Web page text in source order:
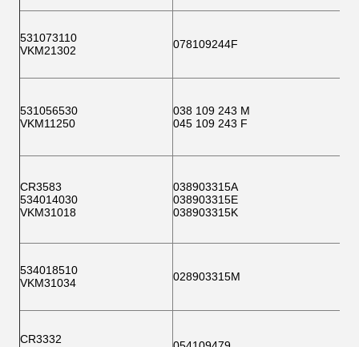
531073110
VKM21302
078109244F
531056530
VKM11250
038 109 243 M
045 109 243 F
CR3583
534014030
VKM31018
038903315A
038903315E
038903315K
534018510
VKM31034
028903315M
CR3332